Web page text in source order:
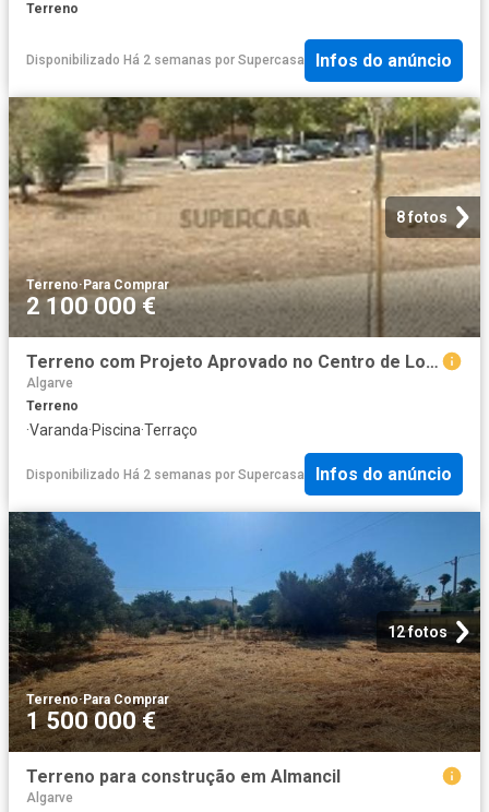
Terreno
Disponibilizado Há 2 semanas por Supercasa Infos do anúncio
8 fotos
Terreno· Para Comprar
2 100 000 €
Terreno com Projeto Aprovado no Centro de Loulé 2.100.000€
Algarve
Terreno
·Varanda·Piscina·Terraço
Disponibilizado Há 2 semanas por Supercasa Infos do anúncio
12 fotos
Terreno·Para Comprar
1 500 000 €
Terreno para construção em Almancil
Algarve